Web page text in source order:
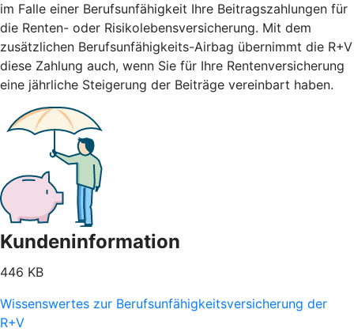
im Falle einer Berufsunfähigkeit Ihre Beitragszahlungen für
die Renten- oder Risikolebensversicherung. Mit dem
zusätzlichen Berufsunfähigkeits-Airbag übernimmt die R+V
diese Zahlung auch, wenn Sie für Ihre Rentenversicherung
eine jährliche Steigerung der Beiträge vereinbart haben.
Kundeninformation
446 KB
Wissenswertes zur Berufsunfähigkeitsversicherung der
R+V